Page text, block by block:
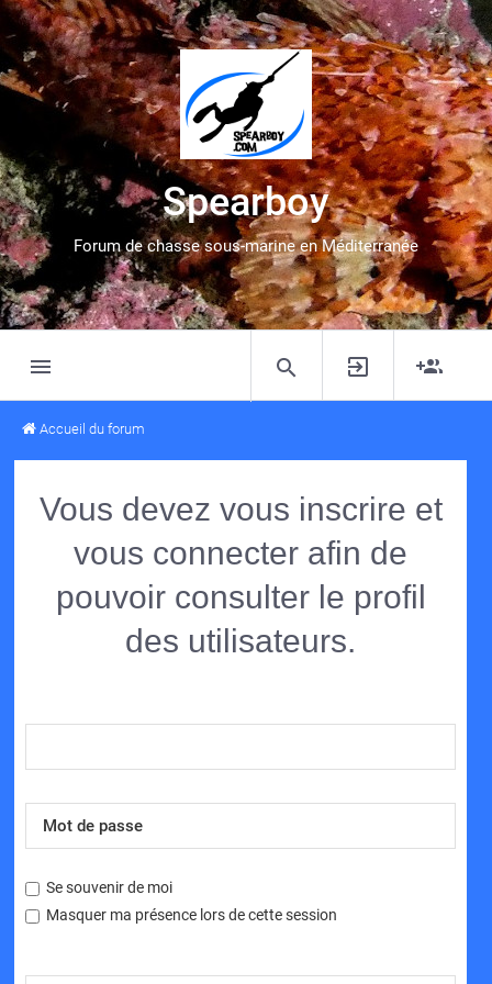
Spearboy
Forum de chasse sous-marine en Méditerranée
Accueil du forum
Vous devez vous inscrire et
vous connecter afin de
pouvoir consulter le profil
des utilisateurs.
Se souvenir de moi
Masquer ma présence lors de cette session